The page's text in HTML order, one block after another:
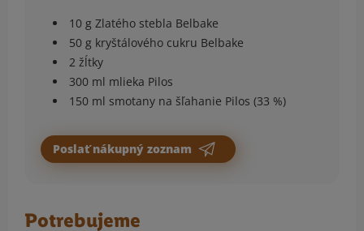
10 g Zlatého stebla Belbake
50 g kryštálového cukru Belbake
2 žĺtky
300 ml mlieka Pilos
150 ml smotany na šľahanie Pilos (33 %)
Poslať nákupný zoznam
Potrebujeme